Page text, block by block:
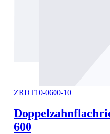
ZRDT10-0600-10
600